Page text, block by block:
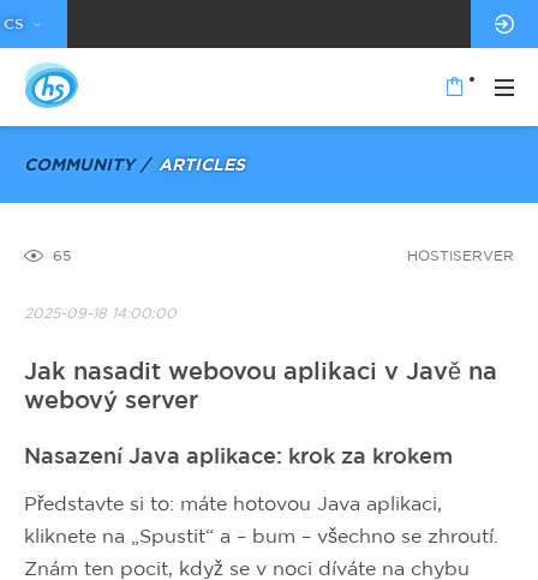
CS
COMMUNITY ARTICLES
65 HOSTISERVER
2025-09-18 14:00:00
Jak nasadit webovou aplikaci v Javě na
webový server
Nasazení Java aplikace: krok za krokem
Představte si to: máte hotovou Java aplikaci,
kliknete na „Spustit“ a – bum – všechno se zhroutí.
Znám ten pocit, když se v noci díváte na chybu